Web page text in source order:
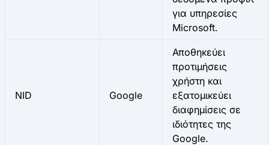
για υπηρεσίες
Microsoft.
NID Google
Αποθηκεύει
προτιμήσεις
χρήστη και
εξατομικεύει
διαφημίσεις σε
ιδιότητες της
Google.